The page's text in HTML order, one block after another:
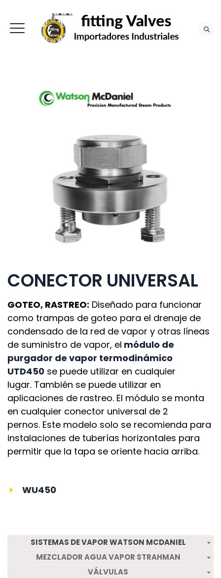
CONECTOR UNIVERSAL
GOTEO, RASTREO: Diseñado para funcionar
como trampas de goteo para el drenaje de
condensado de la red de vapor y otras líneas
de suministro de vapor, el módulo de
purgador de vapor termodinámico
UTD450 se puede utilizar en cualquier
lugar. También se puede utilizar en
aplicaciones de rastreo. El módulo se monta
en cualquier conector universal de 2
pernos. Este modelo solo se recomienda para
instalaciones de tuberías horizontales para
permitir que la tapa se oriente hacia arriba.
WU450
SISTEMAS DE VAPOR WATSON MCDANIEL
MEZCLADOR AGUA VAPOR STRAHMAN
VÁLVULAS